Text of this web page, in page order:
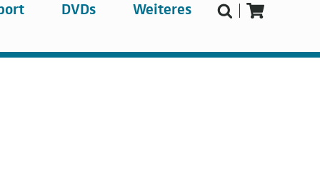
DVDs Weiteres